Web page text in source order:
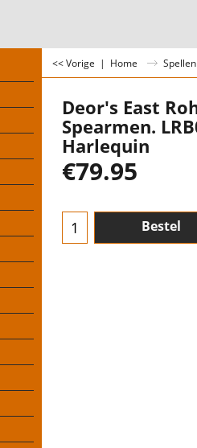
<< Vorige | Home Spellen
Deor's East
Spearmen.
Harlequin
€79.95
Bestel